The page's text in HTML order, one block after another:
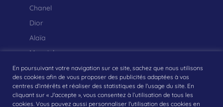
Chanel
Dior
Alaïa
Margiela
Création graphique et développement web réalisés parStudio Monsieur
En poursuivant votre navigation sur ce site, sachez que nous utilisons
des cookies afin de vous proposer des publicités adaptées à vos
centres d’intérêts et réaliser des statistiques de l'usage du site. En
cliquant sur « J'accepte », vous consentez à l’utilisation de tous les
cookies. Vous pouvez aussi personnaliser l'utilisation des cookies en